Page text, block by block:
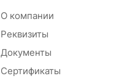
О компании
Реквизиты
Документы
Сертификаты